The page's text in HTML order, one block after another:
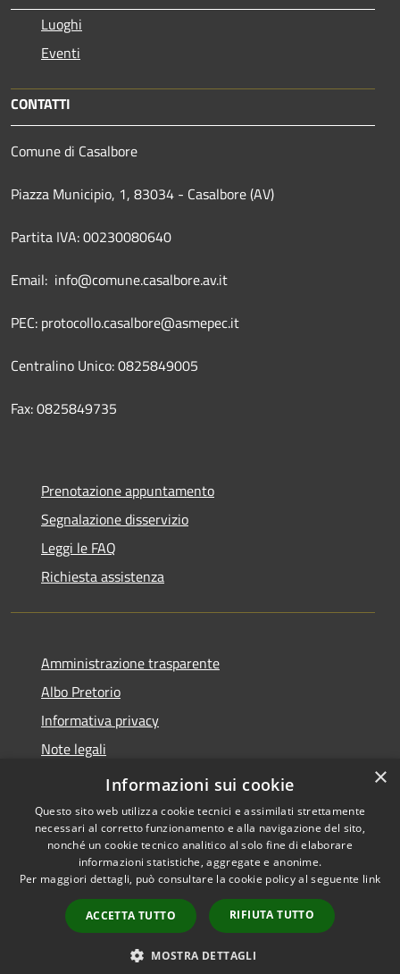
Luoghi
Eventi
CONTATTI
Comune di Casalbore
Piazza Municipio, 1, 83034 - Casalbore (AV)
Partita IVA: 00230080640
Email: info@comune.casalbore.av.it
PEC: protocollo.casalbore@asmepec.it
Centralino Unico: 0825849005
Fax: 0825849735
Prenotazione appuntamento
Segnalazione disservizio
Leggi le FAQ
Richiesta assistenza
Amministrazione trasparente
Albo Pretorio
Informativa privacy
Note legali
Dichiarazione di accessibilità
Accessibilità
Copyright © 2026 • Comune di
Casalbore • Powered by
Municipium•
Accesso
redazione
×
Informazioni sui cookie
Questo sito web utilizza cookie tecnici e assimilati strettamente
necessari al corretto funzionamento e alla navigazione del sito,
nonché un cookie tecnico analitico al solo fine di elaborare
informazioni statistiche, aggregate e anonime.
Per maggiori dettagli, può consultare la cookie policy al seguente link
ACCETTA TUTTO RIFIUTA TUTTO
MOSTRA DETTAGLI